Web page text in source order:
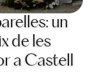
un
de les
a Castell